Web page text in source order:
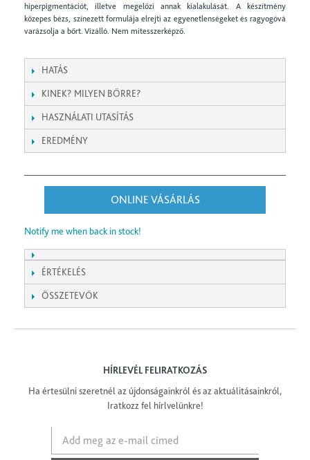
hiperpigmentációt, illetve megelőzi annak kialakulását. A készítmény
közepes bézs, színezett formulája elrejti az egyenetlenségeket és ragyogóvá
varázsolja a bőrt. Vízálló. Nem mitesszerképző.
HATÁS
KINEK? MILYEN BŐRRE?
HASZNÁLATI UTASÍTÁS
EREDMÉNY
ONLINE VÁSÁRLÁS
Notify me when back in stock!
ÉRTÉKELÉS
ÖSSZETEVŐK
HÍRLEVÉL FELIRATKOZÁS
Ha értesülni szeretnél az újdonságainkról és az aktuálitásainkról,
Iratkozz fel hírlvelünkre!